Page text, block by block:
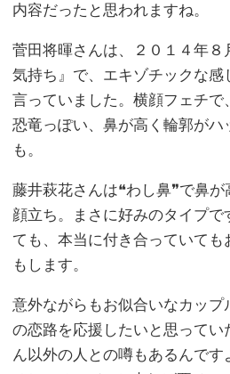
内容だったと思われますね。
菅田将暉さんは、２０１４年
気持ち』で、エキゾチックな感
言っていました。横顔フェチで
恐竜っぽい、鼻が高く輪郭がハ
も。
藤井萩花さんは❝わし鼻❞で鼻
顔立ち。まさに好みのタイプで
ても、本当に付き合っていて
もします。
意外ながらもお似合いなカップ
の恋路を応援したいと思ってい
ん以外の人との噂もあるんです